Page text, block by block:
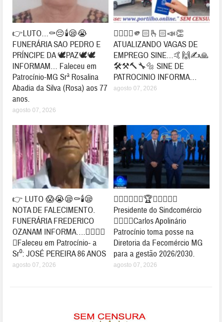
👉LUTO…⚰😔🕯😪😭
FUNERÁRIA SAO PEDRO E
PRÍNCIPE DA 🕊PAZ🕊🕊
INFORMAM… Faleceu em
Patrocínio-MG Srª Rosalina
Abadia da Silva (Rosa) aos 77
anos.
agosto 07, 2026
👉🏻👍🏻🫵🏻🫰🏻📣👏
ATUALIZANDO VAGAS DE
EMPREGO SINE…🤙🙌✍🙏
🛠⚒🔨🔧🔩 SINE DE
PATROCINIO INFORMA…
agosto 07, 2026
👉 LUTO 😱😭😪⚰🕯😪
NOTA DE FALECIMENTO.
FUNERÁRIA FREDERICO
OZANAM INFORMA….👉🏻😱😥
😓Faleceu em Patrocínio- a
Sr⁰: JOSÉ PEREIRA 86 ANOS
agosto 07, 2026
👉🏻🤝🤝✍🏻🏆🥇👏🏻👏🏻
Presidente do Sindcomércio
👉🏻👏🏻Carlos Apolinário
Patrocínio toma posse na
Diretoria da Fecomércio MG
para a gestão 2026/2030.
agosto 07, 2026